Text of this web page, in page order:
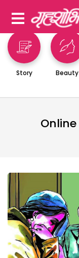
Story Beauty